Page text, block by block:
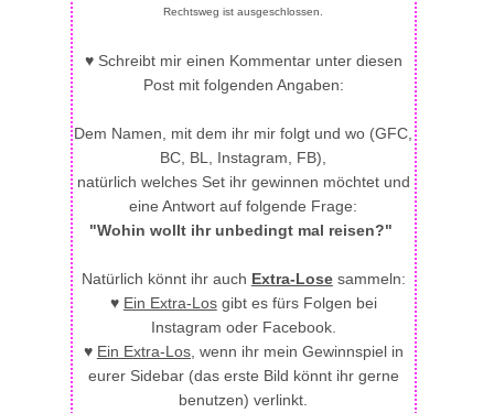
Rechtsweg ist ausgeschlossen.
♥ Schreibt mir einen Kommentar unter diesen
Post mit folgenden Angaben:
Dem Namen, mit dem ihr mir folgt und wo (GFC,
BC, BL, Instagram, FB),
natürlich welches Set ihr gewinnen möchtet und
eine Antwort auf folgende Frage:
"Wohin wollt ihr unbedingt mal reisen?"
Natürlich könnt ihr auch Extra-Losesammeln:
♥ Ein Extra-Losgibt es fürs Folgen bei
Instagram oder Facebook.
♥ Ein Extra-Los, wenn ihr mein Gewinnspiel in
eurer Sidebar (das erste Bild könnt ihr gerne
benutzen) verlinkt.